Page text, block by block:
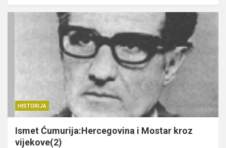
HISTORIJA
Ismet Ćumurija:Hercegovina i Mostar kroz
vijekove(2)